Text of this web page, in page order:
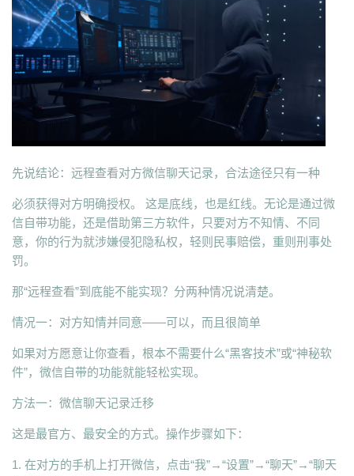
先说结论：远程查看对方微信聊天记录，合法途径只有一种
必须获得对方明确授权。 这是底线，也是红线。无论是通过微
信自带功能，还是借助第三方软件，只要对方不知情、不同
意，你的行为就涉嫌侵犯隐私权，轻则民事赔偿，重则刑事处
罚。
那“远程查看”到底能不能实现？分两种情况说清楚。
情况一：对方知情并同意——可以，而且很简单
如果对方愿意让你查看，根本不需要什么“黑客技术”或“神秘软
件”，微信自带的功能就能轻松实现。
方法一：微信聊天记录迁移
这是最官方、最安全的方式。操作步骤如下：
1. 在对方的手机上打开微信，点击“我”→“设置”→“聊天”→“聊天